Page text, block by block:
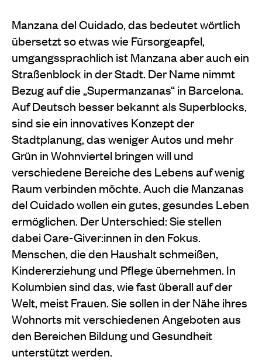
Manzana del Cuidado, das bedeutet wörtlich
übersetzt so etwas wie Fürsorgeapfel,
umgangssprachlich ist Manzana aber auch ein
Straßenblock in der Stadt. Der Name nimmt
Bezug auf die „Supermanzanas“ in Barcelona.
Auf Deutsch besser bekannt als Superblocks,
sind sie ein innovatives Konzept der
Stadtplanung, das weniger Autos und mehr
Grün in Wohnviertel bringen will und
verschiedene Bereiche des Lebens auf wenig
Raum verbinden möchte. Auch die Manzanas
del Cuidado wollen ein gutes, gesundes Leben
ermöglichen. Der Unterschied: Sie stellen
dabei Care-Giver:innen in den Fokus.
Menschen, die den Haushalt schmeißen,
Kindererziehung und Pflege übernehmen. In
Kolumbien sind das, wie fast überall auf der
Welt, meist Frauen. Sie sollen in der Nähe ihres
Wohnorts mit verschiedenen Angeboten aus
den Bereichen Bildung und Gesundheit
unterstützt werden.